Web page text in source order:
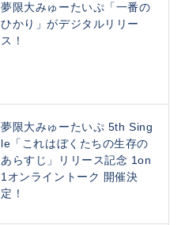
夢限大みゅーたいぷ「一番の
ひかり」がデジタルリリー
ス！
夢限大みゅーたいぷ 5th Sing
le「これはぼくたちの生存の
あらすじ」リリース記念 1on
1オンライントーク 開催決
定！